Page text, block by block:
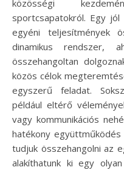
közösségi
sportcsapatokról. Egy
egyéni teljesítmények
dinamikus rendszer,
összehangoltan
közös célok
egyszerű feladat.
például eltérő
vagy kommunikációs
hatékony
tudjuk összehangolni az
alakíthatunk ki egy